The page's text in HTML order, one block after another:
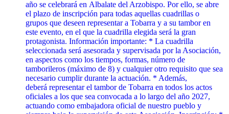
año se celebrará en Albalate del Arzobispo. Por ello, se abre
el plazo de inscripción para todas aquellas cuadrillas o
grupos que deseen representar a Tobarra y a su tambor en
este evento, en el que la cuadrilla elegida será la gran
protagonista. Información importante: * La cuadrilla
seleccionada será asesorada y supervisada por la Asociación,
en aspectos como los tiempos, formas, número de
tamborileros (máximo de 8) y cualquier otro requisito que sea
necesario cumplir durante la actuación. * Además,
deberá representar el tambor de Tobarra en todos los actos
oficiales a los que sea convocada a lo largo del año 2027,
actuando como embajadora oficial de nuestro pueblo y